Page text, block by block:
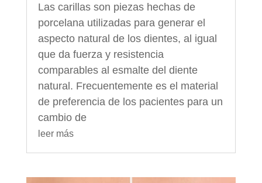
Las carillas son piezas hechas de
porcelana utilizadas para generar el
aspecto natural de los dientes, al igual
que da fuerza y resistencia
comparables al esmalte del diente
natural. Frecuentemente es el material
de preferencia de los pacientes para un
cambio de
leer más